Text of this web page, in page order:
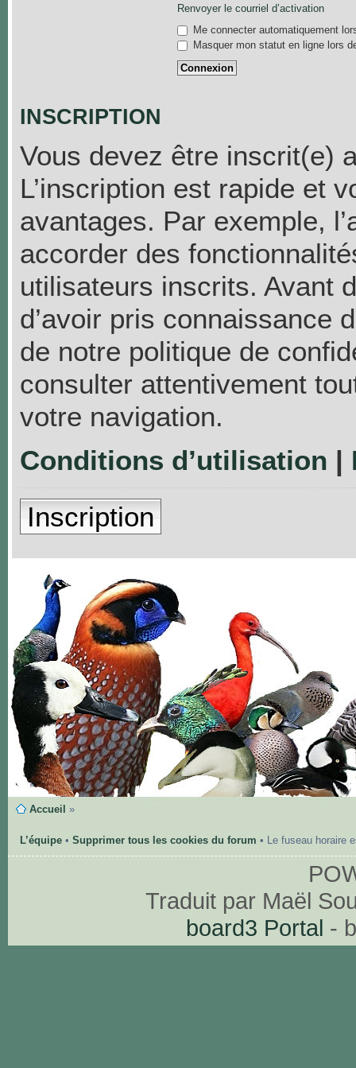
Renvoyer le courriel d’activation
Me connecter automatiquement
Masquer mon statut en ligne lors
INSCRIPTION
Vous devez être inscrit(e)
L’inscription est rapide et
avantages. Par exemple,
accorder des
utilisateurs inscrits. Avant
d’avoir pris connaissance
de notre politique de
consulter attentivement
votre navigation.
Conditions d’utilisation |
Inscription
Accueil »
L’équipe• Supprimer tous les cookies du forum • Le fuseau horaire
Traduit par Maël
board3 Portal -